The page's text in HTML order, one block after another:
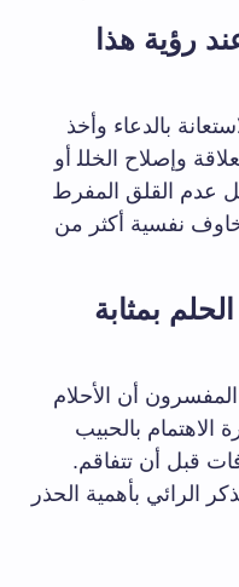
رؤية هذا
بالدعاء وأخذ
وإصلاح الخلل‍ أو
عدم القلق المفرط
نفسية أكثر من
بمثابة
⁢أن الأحلام
بالحبيب
قبل أن تتفاقم.
الرائي ​بأهمية الحذر